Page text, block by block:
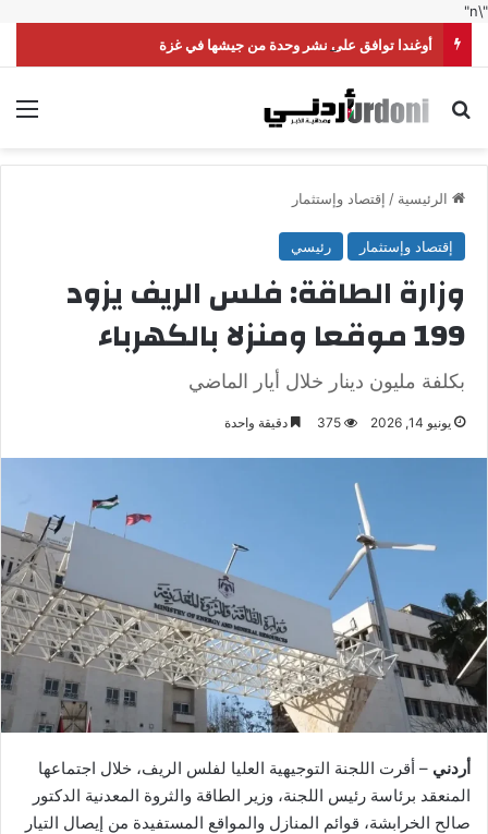
"\n"
أوغندا توافق على نشر وحدة من جيشها في غزة
بحث عن
الرئيسية / إقتصاد وإستثمار
إقتصاد وإستثمار رئيسي
وزارة الطاقة: فلس الريف يزود
199 موقعا ومنزلا بالكهرباء
بكلفة مليون دينار خلال أيار الماضي
يونيو 14, 2026 375 دقيقة واحدة
أردني – أقرت اللجنة التوجيهية العليا لفلس الريف، خلال اجتماعها
المنعقد برئاسة رئيس اللجنة، وزير الطاقة والثروة المعدنية الدكتور
صالح الخرابشة، قوائم المنازل والمواقع المستفيدة من إيصال التيار